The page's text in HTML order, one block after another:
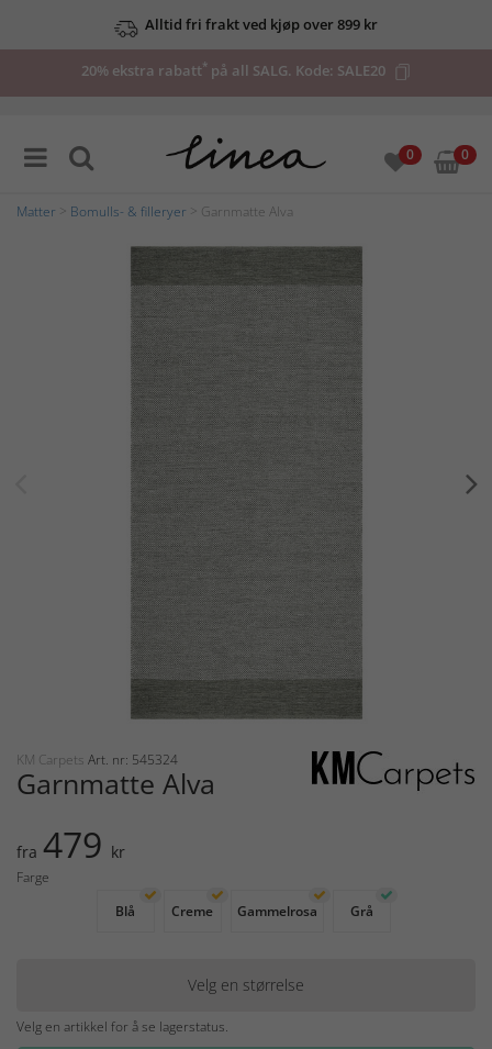
Alltid fri frakt ved kjøp over 899 kr
20% ekstra rabatt* på all SALG. Kode: SALE20
0 0
Matter Bomulls- & filleryer > Garnmatte Alva
KM Carpets Art. nr: 545324
Garnmatte Alva
fra 479 kr
Farge
Blå
Creme Gammelrosa Grå
Velg en størrelse
Velg en artikkel for å se lagerstatus.